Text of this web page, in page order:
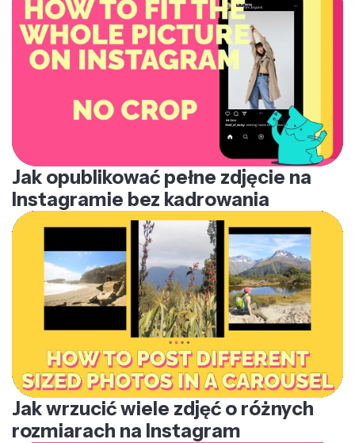
Jak opublikować pełne zdjęcie na
Instagramie bez kadrowania
Jak wrzucić wiele zdjęć o różnych
rozmiarach na Instagram